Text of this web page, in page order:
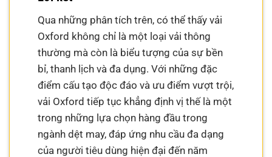
Qua những phân tích trên, có thể thấy vải
Oxford không chỉ là một loại vải thông
thường mà còn là biểu tượng của sự bền
bỉ, thanh lịch và đa dụng. Với những đặc
điểm cấu tạo độc đáo và ưu điểm vượt trội,
vải Oxford tiếp tục khẳng định vị thế là một
trong những lựa chọn hàng đầu trong
ngành dệt may, đáp ứng nhu cầu đa dạng
của người tiêu dùng hiện đại đến năm